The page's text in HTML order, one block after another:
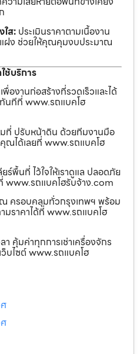
ใส: ประเมินราคาตามเนื้องาน
แฝง ช่วยให้คุณคุมงบประมาณ
ช้บริการ
องานก่อสร้างที่รวดเร็วและได้
นทีที่ www.รถแบคโฮ
ปรับหน้าดิน ด้วยทีมงานมือ
ณได้เลยที่ www.รถแบคโฮ
พื้นที่ ไว้ใจให้เราดูแล ปลอดภัย
ที่ www.รถแบคโฮรับจ้าง.com
ครอบคลุมทั่วกรุงเทพฯ พร้อม
ราคาได้ที่ www.รถแบคโฮ
า คุ้มค่าทุกการเช่าเครื่องจักร
บไซต์ www.รถแบคโฮ